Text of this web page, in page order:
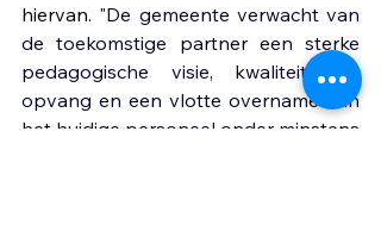
hiervan. "De gemeente verwacht van
de toekomstige partner een sterke
pedagogische visie, kwaliteitsvolle
opvang en een vlotte overname van
het huidige personeel onder minstens